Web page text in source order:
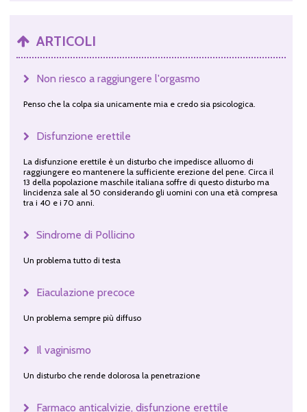
ARTICOLI
Non riesco a raggiungere l'orgasmo
Penso che la colpa sia unicamente mia e credo sia psicologica.
Disfunzione erettile
La disfunzione erettile è un disturbo che impedisce alluomo di
raggiungere eo mantenere la sufficiente erezione del pene. Circa il
13 della popolazione maschile italiana soffre di questo disturbo ma
lincidenza sale al 50 considerando gli uomini con una età compresa
tra i 40 e i 70 anni.
Sindrome di Pollicino
Un problema tutto di testa
Eiaculazione precoce
Un problema sempre più diffuso
Il vaginismo
Un disturbo che rende dolorosa la penetrazione
Farmaco anticalvizie, disfunzione erettile